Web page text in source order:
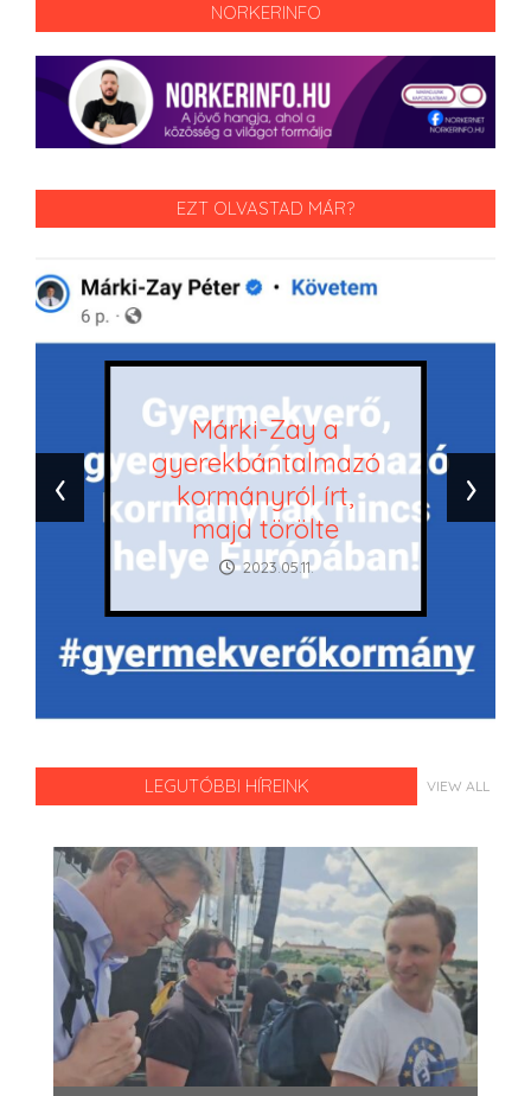
NORKERINFO
EZT OLVASTAD MÁR?
Márki-Zay a
gyerekbántalmazó
kormányról írt,
majd törölte
2023.05.11.
‹ ›
LEGUTÓBBI HÍREINK VIEW ALL